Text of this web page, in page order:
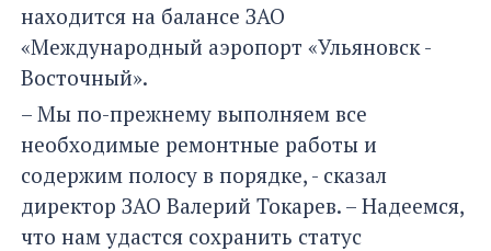
находится на балансе ЗАО
«Международный аэропорт «Ульяновск -
Восточный».
– Мы по-прежнему выполняем все
необходимые ремонтные работы и
содержим полосу в порядке, - сказал
директор ЗАО Валерий Токарев. – Надеемся,
что нам удастся сохранить статус